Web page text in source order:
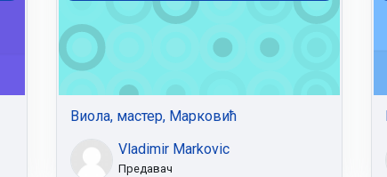
Виола, мастер, Марковић
Vladimir Markovic
Предавач